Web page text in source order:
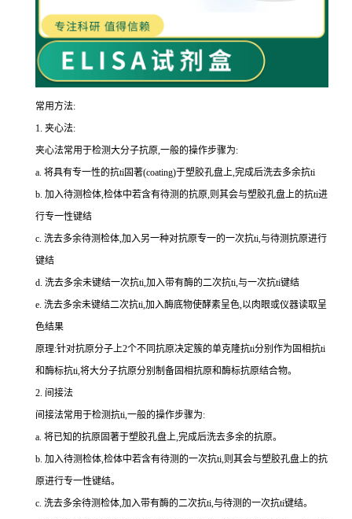
常用方法:
1. 夹心法:
夹心法常用于检测大分子抗原,一般的操作步骤为:
a. 将具有专一性的抗ti固著(coating)于塑胶孔盘上,完成后洗去多余抗ti
b. 加入待测检体,检体中若含有待测的抗原,则其会与塑胶孔盘上的抗ti进
行专一性键结
c. 洗去多余待测检体,加入另一种对抗原专一的一次抗ti,与待测抗原进行
键结
d. 洗去多余未键结一次抗ti,加入带有酶的二次抗ti,与一次抗ti键结
e. 洗去多余未键结二次抗ti,加入酶底物使酵素呈色,以肉眼或仪器读取呈
色结果
原理:针对抗原分子上2个不同抗原决定簇的单克隆抗ti分别作为固相抗ti
和酶标抗ti,将大分子抗原分别制备固相抗原和酶标抗原结合物。
2. 间接法
间接法常用于检测抗ti,一般的操作步骤为:
a. 将已知的抗原固著于塑胶孔盘上,完成后洗去多余的抗原。
b. 加入待测检体,检体中若含有待测的一次抗ti,则其会与塑胶孔盘上的抗
原进行专一性键结。
c. 洗去多余待测检体,加入带有酶的二次抗ti,与待测的一次抗ti键结。